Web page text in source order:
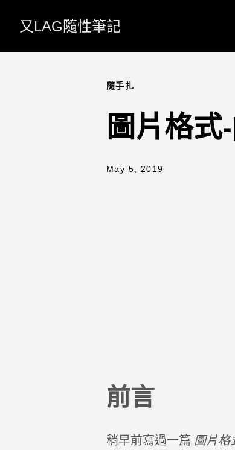
又LAG隨性筆記
隨手扎
圖片格式
May 5, 2019
前言
稍早前寫過一篇 圖片